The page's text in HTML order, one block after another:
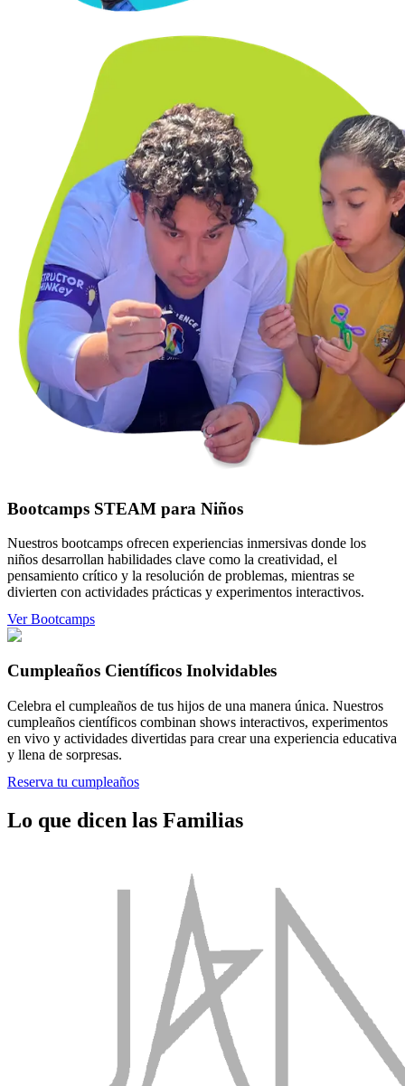
Bootcamps STEAM para Niños
Nuestros bootcamps ofrecen experiencias inmersivas donde los
niños desarrollan habilidades clave como la creatividad, el
pensamiento crítico y la resolución de problemas, mientras se
divierten con actividades prácticas y experimentos interactivos.
Ver Bootcamps
Cumpleaños Científicos Inolvidables
Celebra el cumpleaños de tus hijos de una manera única. Nuestros
cumpleaños científicos combinan shows interactivos, experimentos
en vivo y actividades divertidas para crear una experiencia educativa
y llena de sorpresas.
Reserva tu cumpleaños
Lo que dicen las Familias